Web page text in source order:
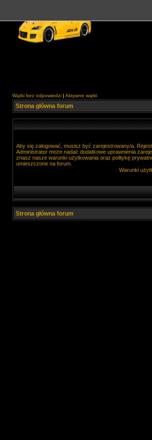
Wątki bez odpowiedzi | Aktywne wątki
Strona główna forum
Aby się zalogować, musisz być zarejestrowany/a.
Administrator może nadać dodatkowe uprawnienia
znasz nasze warunki użytkowania oraz politykę
umieszczone na forum.
Warunki
Strona główna forum